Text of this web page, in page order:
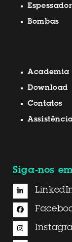
Bombas
Academia
Download
Contatos
Siga-nos